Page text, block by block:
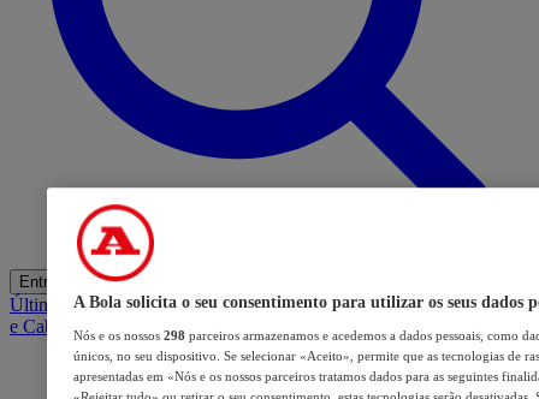
Entrar
Últimas MercadoOpiniãoiGaming HubA BOLA SUGERE Barba
e Cabelo
A Bola solicita o seu consentimento para utilizar os seus dados
Nós e os nossos 298 parceiros armazenamos e acedemos a dados pessoais, como
únicos, no seu dispositivo. Se selecionar «Aceito», permite que as tecnologias de
apresentadas em «Nós e os nossos parceiros tratamos dados para as seguintes